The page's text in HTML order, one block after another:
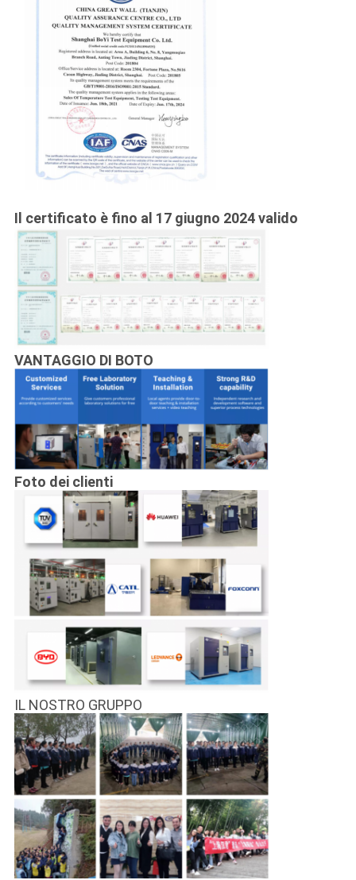
Il certificato è fino al 17 giugno 2024 valido
VANTAGGIO DI BOTO
Foto dei clienti
IL NOSTRO GRUPPO